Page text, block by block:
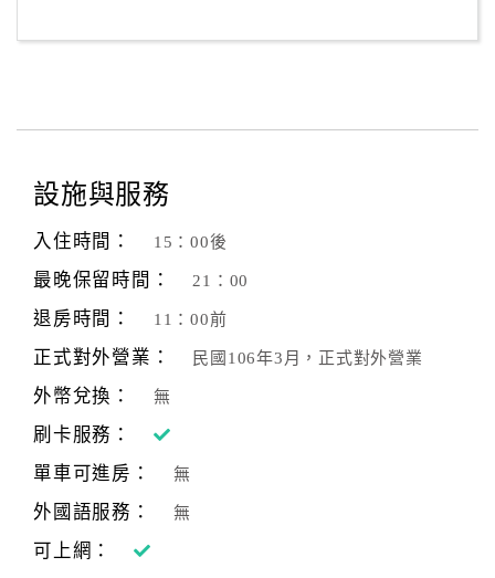
設施與服務
入住時間： 15：00後
最晚保留時間： 21：00
退房時間： 11：00前
正式對外營業： 民國106年3月，正式對外營業
外幣兌換： 無
刷卡服務：
單車可進房：
無
外國語服務： 無
可上網：